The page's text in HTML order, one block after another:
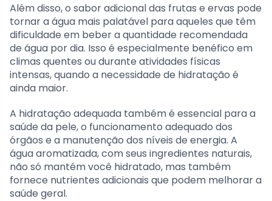
Além disso, o sabor adicional das frutas e ervas pode
tornar a água mais palatável para aqueles que têm
dificuldade em beber a quantidade recomendada
de água por dia. Isso é especialmente benéfico em
climas quentes ou durante atividades físicas
intensas, quando a necessidade de hidratação é
ainda maior.
A hidratação adequada também é essencial para a
saúde da pele, o funcionamento adequado dos
órgãos e a manutenção dos níveis de energia. A
água aromatizada, com seus ingredientes naturais,
não só mantém você hidratado, mas também
fornece nutrientes adicionais que podem melhorar a
saúde geral.